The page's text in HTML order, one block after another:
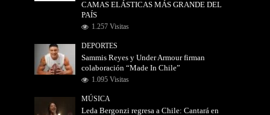
CAMAS ELÁSTICAS MÁS GRANDE DEL
PAÍS
1.257 Visitas
DEPORTES
Sammis Reyes y Under Armour firman
colaboración “Made In Chile”
1.095 Visitas
MÚSICA
Leda Bergonzi regresa a Chile: Cantará en